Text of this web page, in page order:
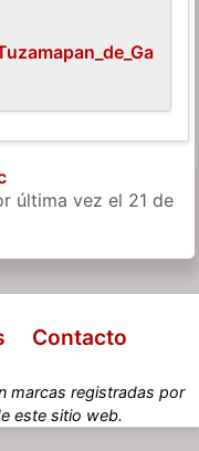
última vez el 21 de
Contacto
marcas registradas por
este sitio web.